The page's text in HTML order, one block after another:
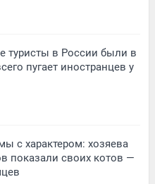
туристы в России были в
пугает иностранцев у
с характером: хозяева
показали своих котов —